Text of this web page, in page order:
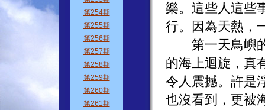
樂。這些人這些
行。因為天熱，
第一天鳥嶼的
的海上迴旋，真
令人震撼。許是
也沒看到，更被